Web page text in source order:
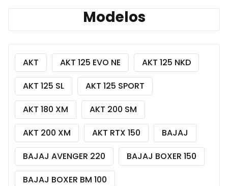
Modelos
AKT AKT 125 EVO NE
AKT 125 NKD
AKT 125 SL
AKT 125 SPORT
AKT 180 XM
AKT 200 SM
AKT 200 XM
AKT RTX 150
BAJAJ
BAJAJ AVENGER 220
BAJAJ BOXER 150
BAJAJ BOXER BM 100